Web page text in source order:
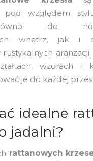
pod względem
do
wnętrz, jak i
rustykalnych
wzorach i
je do każdej
idealne
jadalni?
rattanowych